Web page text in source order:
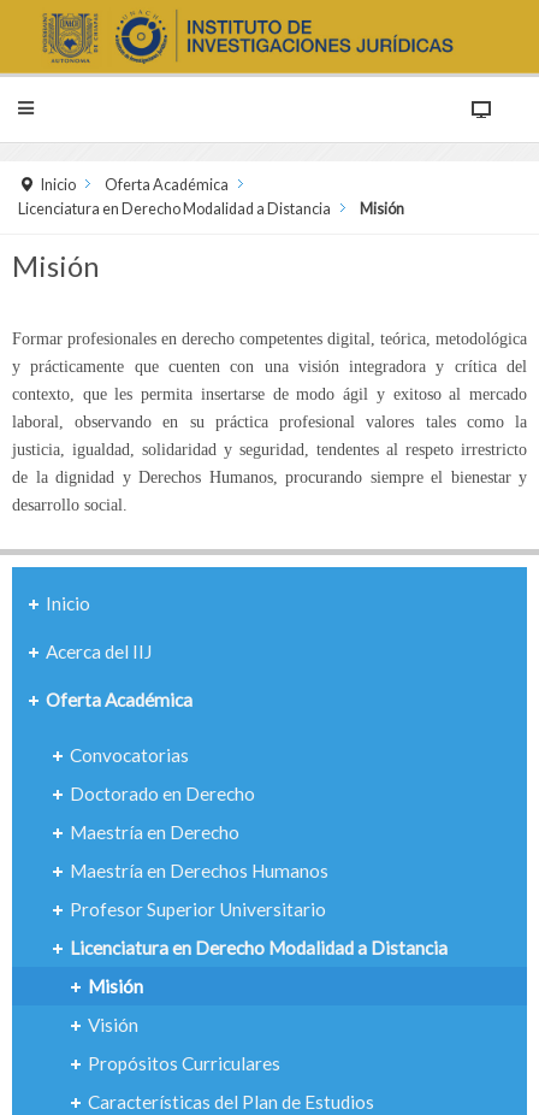
Inicio
Oferta Académica
Licenciatura en Derecho Modalidad a Distancia
Misión
Misión
Formar profesionales en derecho competentes digital, teórica, metodológica
y prácticamente que cuenten con una visión integradora y crítica del
contexto, que les permita insertarse de modo ágil y exitoso al mercado
laboral, observando en su práctica profesional valores tales como la
justicia, igualdad, solidaridad y seguridad, tendentes al respeto irrestricto
de la dignidad y Derechos Humanos, procurando siempre el bienestar y
desarrollo social.
Inicio
Acerca del IIJ
Oferta Académica
Convocatorias
Doctorado en Derecho
Maestría en Derecho
Maestría en Derechos Humanos
Profesor Superior Universitario
Licenciatura en Derecho Modalidad a Distancia
Misión
Visión
Propósitos Curriculares
Características del Plan de Estudios